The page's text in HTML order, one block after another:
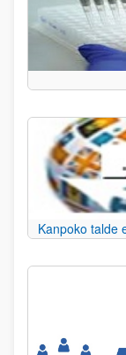
Kanpoko talde